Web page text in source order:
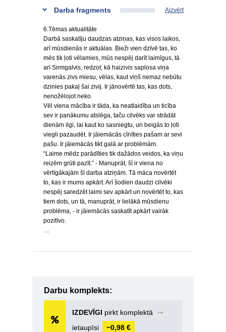
Darba fragments Aizvērt
6.Tēmas aktualitāte
Darbā saskatīju daudzas atziņas, kas visos laikos,
arī mūsdienās ir aktuālas. Bieži vien dzīvē tas, ko
mēs tik ļoti vēlamies, mūs nespēj darīt laimīgus, tā
arī Sirmgalvis, redzot, kā haizivis saplosa viņa
varenās zivs miesu, vēlas, kaut viņš nemaz nebūtu
dzinies pakaļ šai zivij. Ir jānovērtē tas, kas dots,
nenožēlojot neko.
Vēl viena mācība ir tāda, ka neatlaidība un ticība
sev ir panākumu atslēga, taču cilvēks var strādāt
dienām ilgi, lai kaut ko sasniegtu, un beigās to ļoti
viegli pazaudēt. Ir jāiemācās cīnīties pašam ar sevi
pašu. Ir jāiemācās tikt galā ar problēmām.
“Laime mēdz parādīties tik dažādos veidos, ka viņu
reizēm grūti pazīt.” - Manuprāt, šī ir viena no
vērtīgākajām šī darba atziņām. Tā māca novērtēt
to, kas ir mums apkārt. Arī šodien daudzi cilvēki
nespēj saredzēt laimi sev apkārt un novērtēt to, kas
tiem dots, un tā, manuprāt, ir lielākā mūsdienu
problēma, - ir jāiemācās saskatīt apkārt vairāk
pozitīvo.
…
Darbu komplekts:
IZDEVĪGI pirkt komplektā
➞
ietaupīsi
−0,98 €